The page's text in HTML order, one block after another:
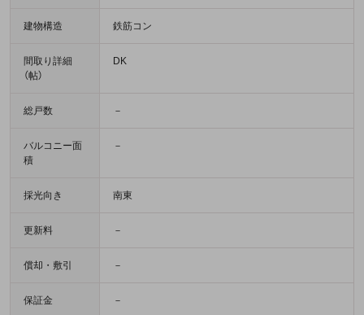
建物構造 鉄筋コン
間取り詳細
（帖）
DK
総戸数 －
バルコニー面
積
－
採光向き 南東
更新料 －
償却・敷引 －
保証金 －